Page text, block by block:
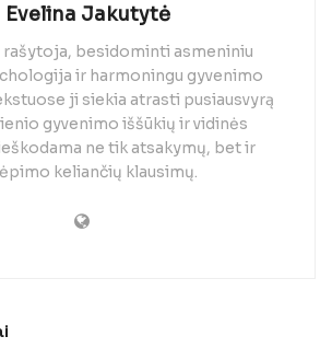
Evelina Jakutytė
rašytoja, besidominti asmeniniu
ir harmoningu gyvenimo
ji siekia atrasti pusiausvyrą
gyvenimo iššūkių ir vidinės
ne tik atsakymų, bet ir
keliančių klausimų.